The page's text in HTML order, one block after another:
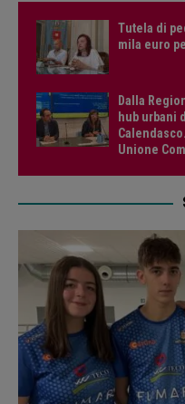
Tutela di
mila euro
Dalla
hub urbani
Unione